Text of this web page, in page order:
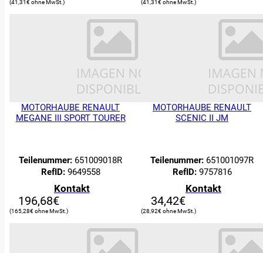
41,31€ 41,31€
MOTORHAUBE RENAULT
MEGANE III SPORT TOURER
Teilenummer: 651009018R
RefID:9649558
Kontakt
196,68€
165,28€
MOTORHAUBE RENAULT
SCENIC II JM
Teilenummer: 651001097R
RefID:9757816
Kontakt
34,42€
28,92€